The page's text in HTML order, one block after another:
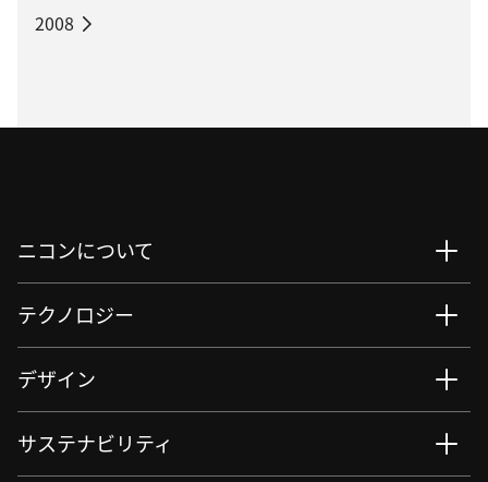
2008
ニコンについて
テクノロジー
デザイン
サステナビリティ